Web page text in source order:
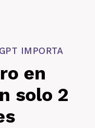
IMPORTA
en
solo 2